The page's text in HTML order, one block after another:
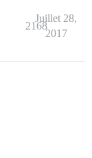
2168
Juillet 28,
2017